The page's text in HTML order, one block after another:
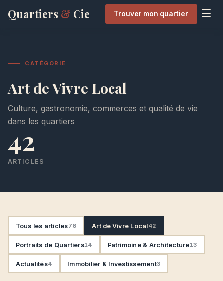
Quartiers & Cie Trouver mon quartier
CATÉGORIE
Art de Vivre Local
Culture, gastronomie, commerces et qualité de vie
dans les quartiers
42
ARTICLES
Tous les articles76 Art de Vivre Local42
Portraits de Quartiers14 Patrimoine & Architecture13
Actualités4 Immobilier & Investissement3